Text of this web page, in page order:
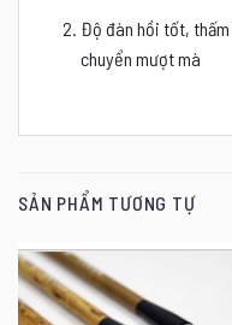
Độ đàn hồi tốt,
chuyển mượt mà
SẢN PHẨM TƯƠNG TỰ